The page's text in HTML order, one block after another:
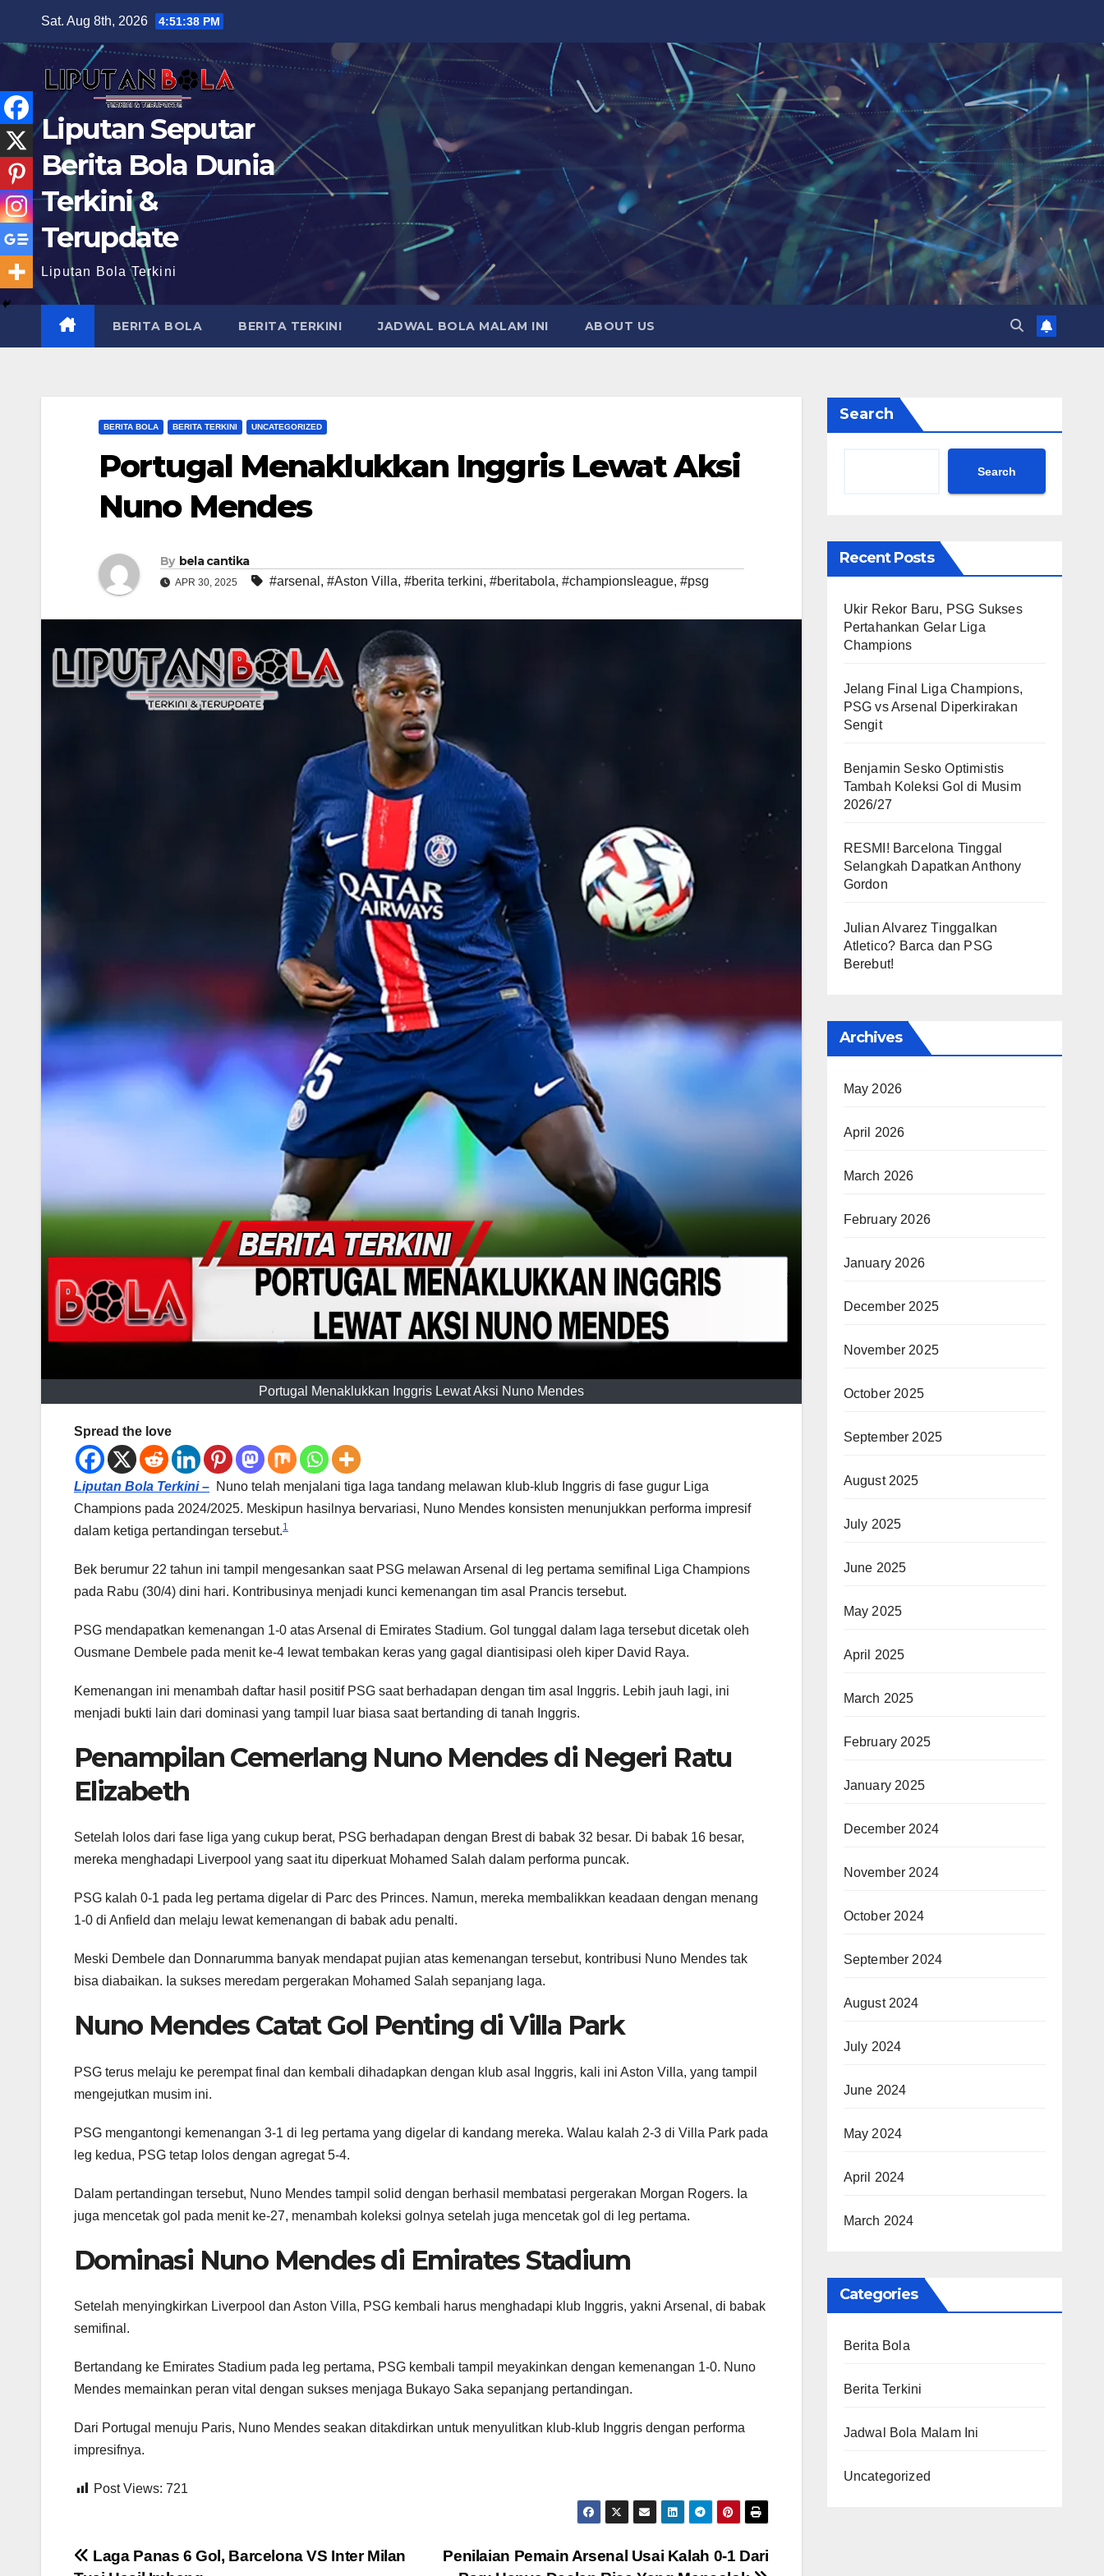
Sat. Aug 8th, 2026 4:51:39 PM
Liputan Seputar
Berita Bola Dunia
Terkini &
Terupdate
Liputan Bola Terkini
BERITA BOLA BERITA TERKINI JADWAL BOLA MALAM INI ABOUT US
BERITA BOLA BERITA TERKINI UNCATEGORIZED
Portugal Menaklukkan Inggris Lewat Aksi
Nuno Mendes
By bela cantika
APR 30, 2025 #arsenal , #Aston Villa, #berita terkini, #beritabola, #championsleague, #psg
Portugal Menaklukkan Inggris Lewat Aksi Nuno Mendes
Spread the love
Liputan Bola Terkini – Nuno telah menjalani tiga laga tandang melawan klub-klub Inggris di fase gugur Liga
Champions pada 2024/2025. Meskipun hasilnya bervariasi, Nuno Mendes konsisten menunjukkan performa impresif
dalam ketiga pertandingan tersebut.1
Bek berumur 22 tahun ini tampil mengesankan saat PSG melawan Arsenal di leg pertama semifinal Liga Champions
pada Rabu (30/4) dini hari. Kontribusinya menjadi kunci kemenangan tim asal Prancis tersebut.
PSG mendapatkan kemenangan 1-0 atas Arsenal di Emirates Stadium. Gol tunggal dalam laga tersebut dicetak oleh
Ousmane Dembele pada menit ke-4 lewat tembakan keras yang gagal diantisipasi oleh kiper David Raya.
Kemenangan ini menambah daftar hasil positif PSG saat berhadapan dengan tim asal Inggris. Lebih jauh lagi, ini
menjadi bukti lain dari dominasi yang tampil luar biasa saat bertanding di tanah Inggris.
Penampilan Cemerlang Nuno Mendes di Negeri Ratu
Elizabeth
Setelah lolos dari fase liga yang cukup berat, PSG berhadapan dengan Brest di babak 32 besar. Di babak 16 besar,
mereka menghadapi Liverpool yang saat itu diperkuat Mohamed Salah dalam performa puncak.
PSG kalah 0-1 pada leg pertama digelar di Parc des Princes. Namun, mereka membalikkan keadaan dengan menang
1-0 di Anfield dan melaju lewat kemenangan di babak adu penalti.
Meski Dembele dan Donnarumma banyak mendapat pujian atas kemenangan tersebut, kontribusi Nuno Mendes tak
bisa diabaikan. Ia sukses meredam pergerakan Mohamed Salah sepanjang laga.
Nuno Mendes Catat Gol Penting di Villa Park
PSG terus melaju ke perempat final dan kembali dihadapkan dengan klub asal Inggris, kali ini Aston Villa, yang tampil
mengejutkan musim ini.
PSG mengantongi kemenangan 3-1 di leg pertama yang digelar di kandang mereka. Walau kalah 2-3 di Villa Park pada
leg kedua, PSG tetap lolos dengan agregat 5-4.
Dalam pertandingan tersebut, Nuno Mendes tampil solid dengan berhasil membatasi pergerakan Morgan Rogers. Ia
juga mencetak gol pada menit ke-27, menambah koleksi golnya setelah juga mencetak gol di leg pertama.
Dominasi Nuno Mendes di Emirates Stadium
Setelah menyingkirkan Liverpool dan Aston Villa, PSG kembali harus menghadapi klub Inggris, yakni Arsenal, di babak
semifinal.
Bertandang ke Emirates Stadium pada leg pertama, PSG kembali tampil meyakinkan dengan kemenangan 1-0. Nuno
Mendes memainkan peran vital dengan sukses menjaga Bukayo Saka sepanjang pertandingan.
Dari Portugal menuju Paris, Nuno Mendes seakan ditakdirkan untuk menyulitkan klub-klub Inggris dengan performa
impresifnya.
Post Views: 721
Post
Penilaian Pemain Arsenal Usai Kalah 0-1 Dari
Laga Panas 6 Gol, Barcelona VS Inter Milan
Search
Search
Recent Posts
Ukir Rekor Baru, PSG Sukses
Pertahankan Gelar Liga
Champions
Jelang Final Liga Champions,
PSG vs Arsenal Diperkirakan
Sengit
Benjamin Sesko Optimistis
Tambah Koleksi Gol di Musim
2026/27
RESMI! Barcelona Tinggal
Selangkah Dapatkan Anthony
Gordon
Julian Alvarez Tinggalkan
Atletico? Barca dan PSG
Berebut!
Archives
May 2026
April 2026
March 2026
February 2026
January 2026
December 2025
November 2025
October 2025
September 2025
August 2025
July 2025
June 2025
May 2025
April 2025
March 2025
February 2025
January 2025
December 2024
November 2024
October 2024
September 2024
August 2024
July 2024
June 2024
May 2024
April 2024
March 2024
Categories
Berita Bola
Berita Terkini
Jadwal Bola Malam Ini
Uncategorized